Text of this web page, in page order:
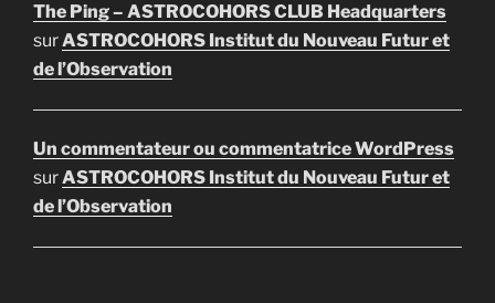
The Ping – ASTROCOHORS CLUB Headquarters
surASTROCOHORS Institut du Nouveau Futur et
de l’Observation
Un commentateur ou commentatrice WordPress
surASTROCOHORS Institut du Nouveau Futur et
de l’Observation